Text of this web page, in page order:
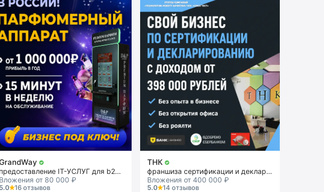
предоставление IT-УСЛУГ для b2c и b2b
Вложения от 80 000 ₽
5.0
16 отзывов
ТНК
франшиза сертификации и декларирования товаров, продукции и услуг
Вложения от 400 000 ₽
5.0
14 отзывов